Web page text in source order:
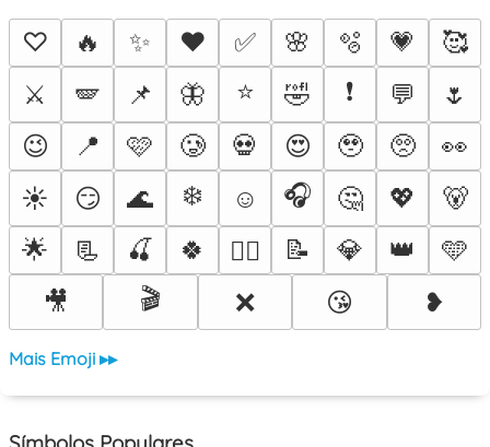
♡ 🔥 ✨ ❤️ ✅ 🌸 🫧 💗
🥰
⚔️
🪽 📌 🦋 ⭐ 🤣 ❗ 💬
🌷
😉
📍 🩷 🥲 💀 😍 🥹 🥺
👀
☀️
😏 🌊 ❄️ ☺️ 🎧 🤔 💖
🐻
🌟
📃 🍒 🍀 ❤️‍🔥 📝 💎 👑
🩵
🎥
🎬 ❌ 😘 ❥
Mais Emoji ▸▸